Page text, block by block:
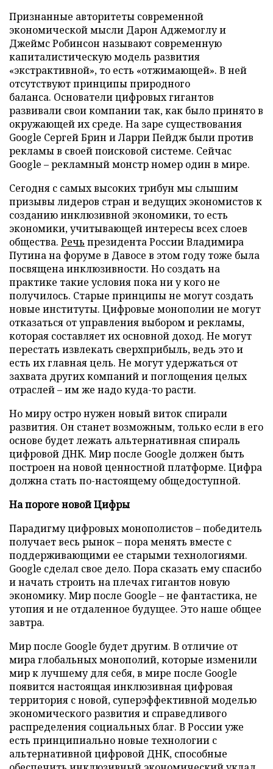
Признанные авторитеты современной
экономической мысли Дарон Аджемоглу и
Джеймс Робинсон называют современную
капиталистическую модель развития
«экстрактивной», то есть «отжимающей». В ней
отсутствуют принципы природного
баланса. Основатели цифровых гигантов
развивали свои компании так, как было принято в
окружающей их среде. На заре существования
Google Сергей Брин и Ларри Пейдж были против
рекламы в своей поисковой системе. Сейчас
Google – рекламный монстр номер один в мире.
Сегодня с самых высоких трибун мы слышим
призывы лидеров стран и ведущих экономистов к
созданию инклюзивной экономики, то есть
экономики, учитывающей интересы всех слоев
общества. Речь президента России Владимира
Путина на форуме в Давосе в этом году тоже была
посвящена инклюзивности. Но создать на
практике такие условия пока ни у кого не
получилось. Старые принципы не могут создать
новые институты. Цифровые монополии не могут
отказаться от управления выбором и рекламы,
которая составляет их основной доход. Не могут
перестать извлекать сверхприбыль, ведь это и
есть их главная цель. Не могут удержаться от
захвата других компаний и поглощения целых
отраслей – им же надо куда-то расти.
Но миру остро нужен новый виток спирали
развития. Он станет возможным, только если в его
основе будет лежать альтернативная спираль
цифровой ДНК. Мир после Google должен быть
построен на новой ценностной платформе. Цифра
должна стать по-настоящему общедоступной.
На пороге новой Цифры
Парадигму цифровых монополистов – победитель
получает весь рынок – пора менять вместе с
поддерживающими ее старыми технологиями.
Google сделал свое дело. Пора сказать ему спасибо
и начать строить на плечах гигантов новую
экономику. Мир после Google – не фантастика, не
утопия и не отдаленное будущее. Это наше общее
завтра.
Мир после Google будет другим. В отличие от
мира глобальных монополий, которые изменили
мир к лучшему для себя, в мире после Google
появится настоящая инклюзивная цифровая
территория с новой, суперэффективной моделью
экономического развития и справедливого
распределения социальных благ. В России уже
есть принципиально новые технологии с
альтернативной цифровой ДНК, способные